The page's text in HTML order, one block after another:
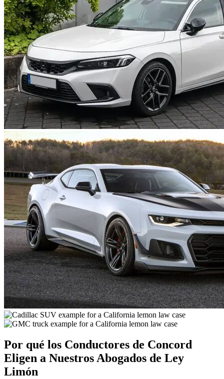
Por qué los Conductores de Concord
Eligen a NuestrosAbogados de Ley
Limón